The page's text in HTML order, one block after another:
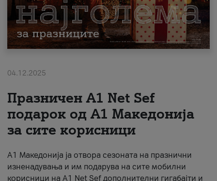
Приватни Деловни
Поддршка
Надополни кредит
За нас
#ПодобарОнлајн
04.12.2025
Празничен A1 Net Sеf
подарок од А1 Македонија
за сите корисници
А1 Македонија ја отвора сезоната на празнични
изненадувања и им подарува на сите мобилни
корисници на A1 Net Sef дополнителни гигабајти и